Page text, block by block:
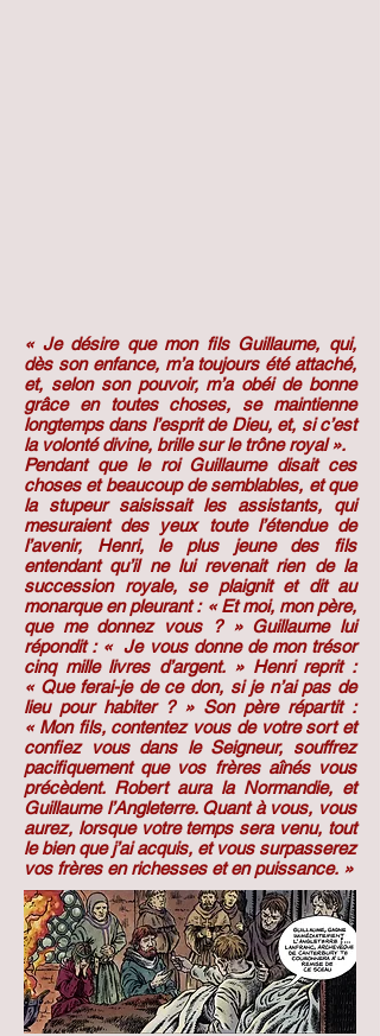
« Je désire que mon fils Guillaume, qui,
dès son enfance, m’a toujours été attaché,
et, selon son pouvoir, m’a obéi de bonne
grâce en toutes choses, se maintienne
longtemps dans l’esprit de Dieu, et, si c’est
la volonté divine, brille sur le trône royal ».
Pendant que le roi Guillaume disait ces
choses et beaucoup de semblables, et que
la stupeur saisissait les assistants, qui
mesuraient des yeux toute l’étendue de
l’avenir, Henri, le plus jeune des fils
entendant qu’il ne lui revenait rien de la
succession royale, se plaignit et dit au
monarque en pleurant : « Et moi, mon père,
que me donnez vous ? » Guillaume lui
répondit : « Je vous donne de mon trésor
cinq mille livres d’argent. » Henri reprit :
« Que ferai-je de ce don, si je n’ai pas de
lieu pour habiter ? » Son père répartit :
« Mon fils, contentez vous de votre sort et
confiez vous dans le Seigneur, souffrez
pacifiquement que vos frères aînés vous
précèdent. Robert aura la Normandie, et
Guillaume l’Angleterre. Quant à vous, vous
aurez, lorsque votre temps sera venu, tout
le bien que j’ai acquis, et vous surpasserez
vos frères en richesses et en puissance. »